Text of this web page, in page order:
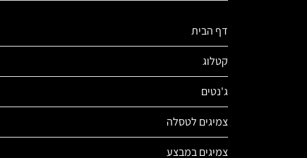
דף הבית
קטלוג
ג'נטים
צמיגים לטסלה
צמיגים במבצע